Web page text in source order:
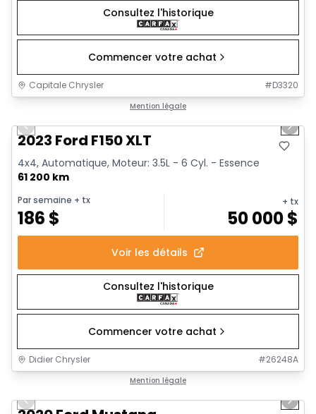
Consultez l'historique
Commencer votre achat
Capitale Chrysler #D3320
Mention légale
Previous slide Next
2023 Ford F150 XLT
4x4, Automatique, Moteur: 3.5L - 6 Cyl. - Essence
61 200 km
Par semaine + tx
186 $
+ tx
50 000$
Voir les détails
Consultez l'historique
Commencer votre achat
Didier Chrysler #26248A
Mention légale
Previous slide Next